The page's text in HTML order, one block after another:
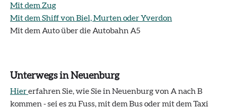
Mit dem Zug
Mit dem Shiff von Biel, Murten oder Yverdon
Mit dem Auto über die Autobahn A5
Unterwegs in Neuenburg
Hiererfahren Sie, wie Sie in Neuenburg von A nach B
kommen - sei es zu Fuss, mit dem Bus oder mit dem Taxi